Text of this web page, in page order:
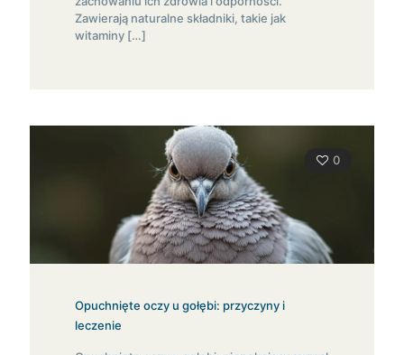
Zawierają naturalne składniki, takie jak
witaminy […]
0
Opuchnięte oczy u gołębi: przyczyny i
leczenie